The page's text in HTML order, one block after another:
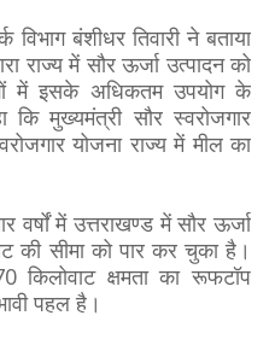
बंशीधर तिवारी ने बताया
राज्य में सौर ऊर्जा उत्पादन को
में इसके अधिकतम उपयोग के
कि मुख्यमंत्री सौर स्वरोजगार
योजना राज्य में मील का
वर्षों में उत्तराखण्ड में सौर ऊर्जा
की सीमा को पार कर चुका है।
किलोवाट क्षमता का रूफटॉप
पहल है।